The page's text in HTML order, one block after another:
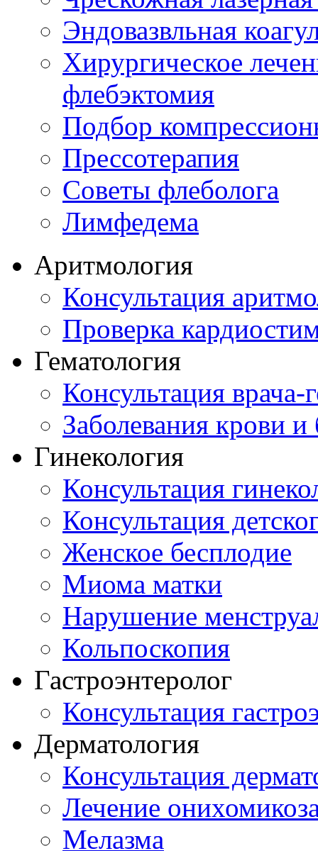
Эндовазвльная
Хирургическое
флебэктомия
Подбор
Прессотерапия
Советы флеболога
Лимфедема
Аритмология
Консультация
Проверка
Гематология
Консультация врача-
Заболевания крови и
Гинекология
Консультация
Консультация
Женское бесплодие
Миома матки
Нарушение
Кольпоскопия
Гастроэнтеролог
Консультация
Дерматология
Консультация
Лечение
Мелазма